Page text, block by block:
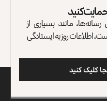
حمایت کنید
مانند بسیاری از
اطلاعات روز به ایستادگی
کلیک کنید